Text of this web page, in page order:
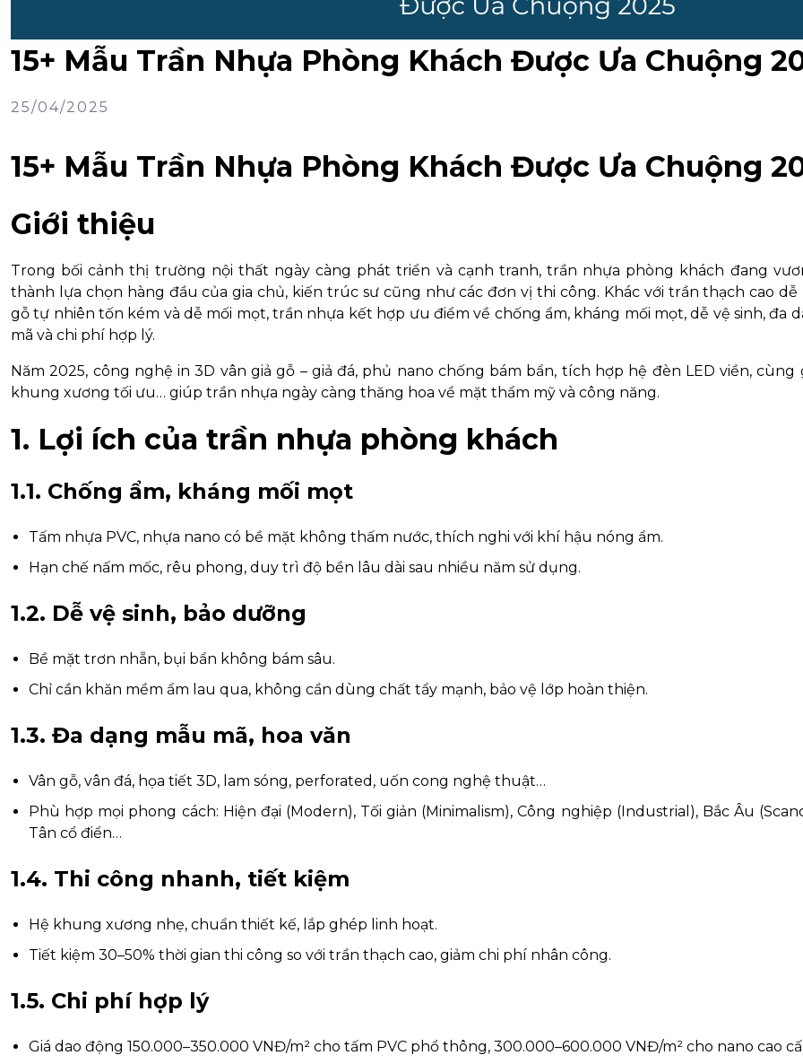
15+ Mẫu Trần Nhựa Phòng Khách Được Ưa Chuộng
25/04/2025
15+ Mẫu Trần Nhựa Phòng Khách Được Ưa Chuộng
Giới thiệu
Trong bối cảnh thị trường nội thất ngày càng phát triển và cạnh tranh, trần nhựa phòng khách đang
thành lựa chọn hàng đầu của gia chủ, kiến trúc sư cũng như các đơn vị thi công. Khác với trần thạch cao
gỗ tự nhiên tốn kém và dễ mối mọt, trần nhựa kết hợp ưu điểm về chống ẩm, kháng mối mọt, dễ vệ sinh, đa
mã và chi phí hợp lý.
Năm 2025, công nghệ in 3D vân giả gỗ – giả đá, phủ nano chống bám bẩn, tích hợp hệ đèn LED viền, cùng
khung xương tối ưu… giúp trần nhựa ngày càng thăng hoa về mặt thẩm mỹ và công năng.
1. Lợi ích của trần nhựa phòng khách
1.1. Chống ẩm, kháng mối mọt
Tấm nhựa PVC, nhựa nano có bề mặt không thấm nước, thích nghi với khí hậu nóng ẩm.
Hạn chế nấm mốc, rêu phong, duy trì độ bền lâu dài sau nhiều năm sử dụng.
1.2. Dễ vệ sinh, bảo dưỡng
Bề mặt trơn nhẵn, bụi bẩn không bám sâu.
Chỉ cần khăn mềm ẩm lau qua, không cần dùng chất tẩy mạnh, bảo vệ lớp hoàn thiện.
1.3. Đa dạng mẫu mã, hoa văn
Vân gỗ, vân đá, họa tiết 3D, lam sóng, perforated, uốn cong nghệ thuật…
Phù hợp mọi phong cách: Hiện đại (Modern), Tối giản (Minimalism), Công nghiệp (Industrial), Bắc Âu
Tân cổ điển…
1.4. Thi công nhanh, tiết kiệm
Hệ khung xương nhẹ, chuẩn thiết kế, lắp ghép linh hoạt.
Tiết kiệm 30–50% thời gian thi công so với trần thạch cao, giảm chi phí nhân công.
1.5. Chi phí hợp lý
Giá dao động 150.000–350.000 VNĐ/m² cho tấm PVC phổ thông, 300.000–600.000 VNĐ/m² cho nano cao